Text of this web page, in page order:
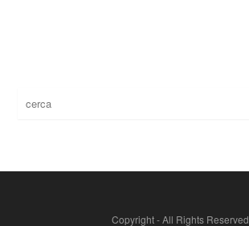
Copyright - All Rights Reserved